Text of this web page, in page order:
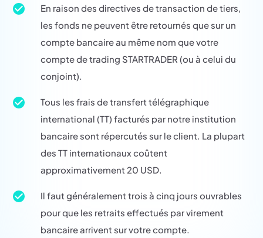
En raison des directives de transaction de tiers,
les fonds ne peuvent être retournés que sur un
compte bancaire au même nom que votre
compte de trading STARTRADER (ou à celui du
conjoint).
Tous les frais de transfert télégraphique
international (TT) facturés par notre institution
bancaire sont répercutés sur le client. La plupart
des TT internationaux coûtent
approximativement 20 USD.
Il faut généralement trois à cinq jours ouvrables
pour que les retraits effectués par virement
bancaire arrivent sur votre compte.